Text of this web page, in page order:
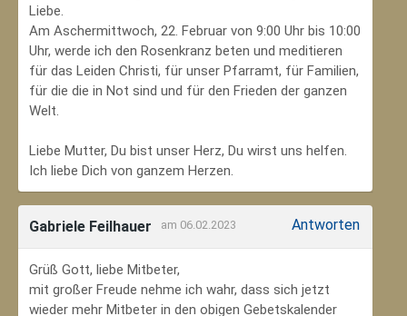
Liebe.
Am Aschermittwoch, 22. Februar von 9:00 Uhr bis 10:00
Uhr, werde ich den Rosenkranz beten und meditieren
für das Leiden Christi, für unser Pfarramt, für Familien,
für die die in Not sind und für den Frieden der ganzen
Welt.
Liebe Mutter, Du bist unser Herz, Du wirst uns helfen.
Ich liebe Dich von ganzem Herzen.
Gabriele Feilhauer am 06.02.2023 Antworten
Grüß Gott, liebe Mitbeter,
mit großer Freude nehme ich wahr, dass sich jetzt
wieder mehr Mitbeter in den obigen Gebetskalender